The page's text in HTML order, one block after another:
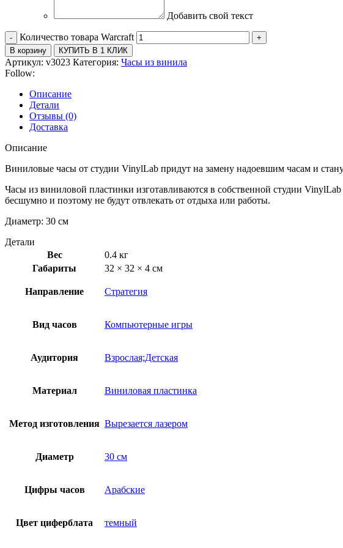
Добавить свой текст
Количество товара Warcraft
В корзину КУПИТЬ В 1 КЛИК
Артикул: v3023 Категория: Часы из винила
Follow:
Описание
Детали
Отзывы (0)
Доставка
Описание
Виниловые часы от студии VinylLab придут на замену надоевшим часам и
Часы из виниловой пластинки изготавливаются в собственной студии
бесшумно и поэтому не будут отвлекать от отдыха или работы.
Диаметр: 30 см
Детали
Вес
0.4 кг
Габариты
32 × 32 × 4 см
Направление Стратегия
Вид часов Компьютерные игры
Аудитория Взрослая;Детская
Материал Виниловая пластинка
Метод изготовления Вырезается лазером
Диаметр 30 см
Цифры часов Арабские
Цвет циферблата темный